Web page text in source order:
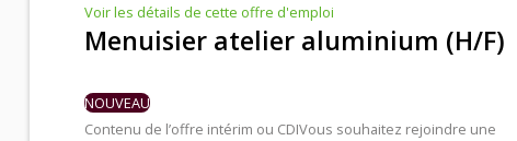
Voir les détails de cette offre d'emploi
Menuisier atelier aluminium (H/F)
NOUVEAU
Contenu de l’offre intérim ou CDIVous souhaitez rejoindre une